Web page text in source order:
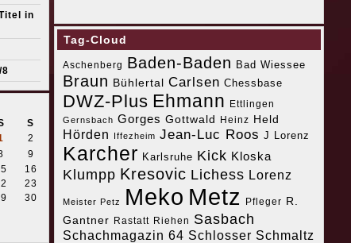
in
S
2
9
16
23
30
Tag-Cloud
Aschenberg Baden-Baden Bad Wiessee
Braun Bühlertal Carlsen Chessbase
DWZ-Plus Ehmann Ettlingen
Gernsbach Gorges Gottwald Heinz Held
Hörden Iffezheim Jean-Luc Roos J Lorenz
Karcher Karlsruhe Kick Kloska
Klumpp Kresovic Lichess Lorenz
Meister Petz Meko Metz Pfleger R.
Gantner
Rastatt Riehen Sasbach
Schachmagazin 64 Schlosser Schmaltz